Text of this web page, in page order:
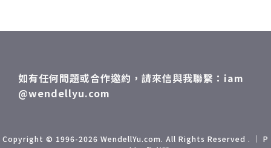
如有任何問題或合作邀約，請來信與我聯繫：iam
@wendellyu.com
Copyright © 1996-2026 WendellYu.com. All Rights Reserved . ｜ P